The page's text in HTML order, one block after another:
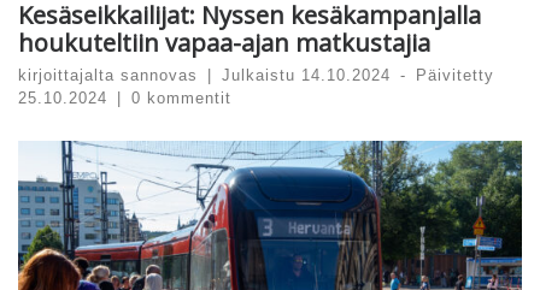
Kesäseikkailijat: Nyssen kesäkampanjalla
houkuteltiin vapaa-ajan matkustajia
kirjoittajalta sannovas Julkaistu 14.10.2024 -
Päivitetty
25.10.2024
0 kommentit